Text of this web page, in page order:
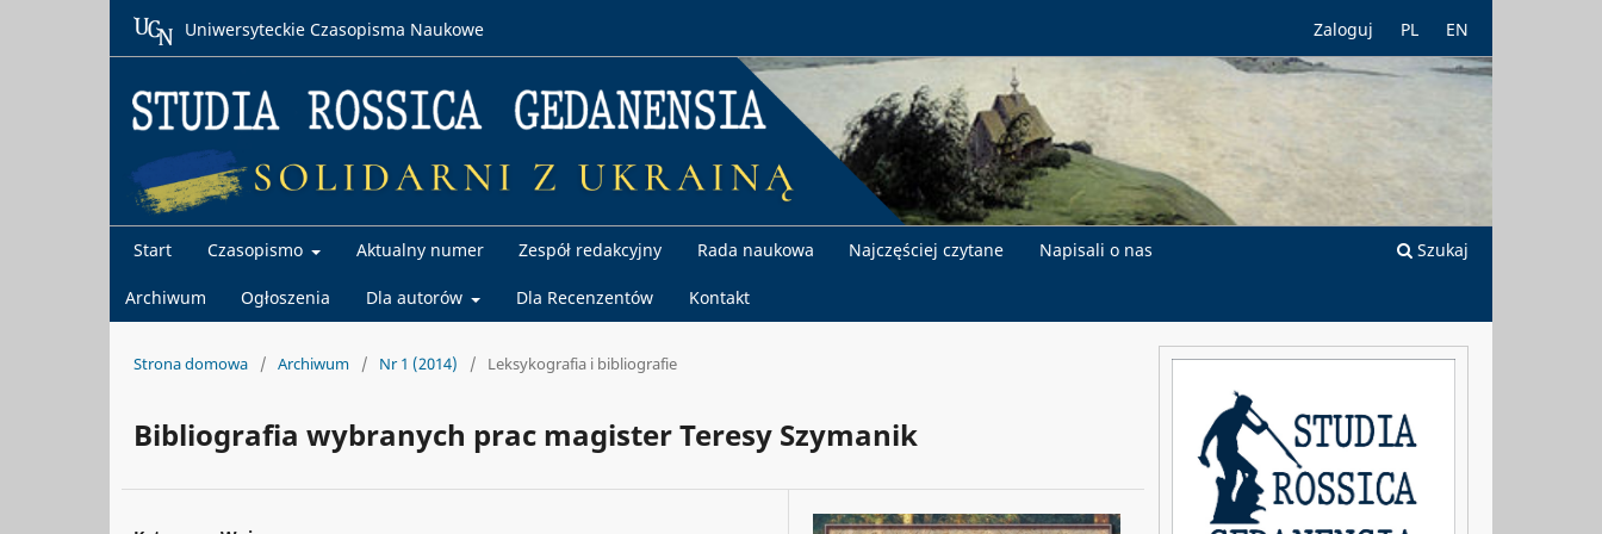
Start Czasopismo Aktualny numer Zespół redakcyjny Rada naukowa Najczęściej czytane Napisali o nas
Archiwum Ogłoszenia Dla autorów Dla Recenzentów Kontakt
Szukaj
Zaloguj PL EN
Uniwersyteckie Czasopisma Naukowe
Strona domowa / Archiwum / Nr 1 (2014) / Leksykografia i bibliografie
Bibliografia wybranych prac magister Teresy Szymanik